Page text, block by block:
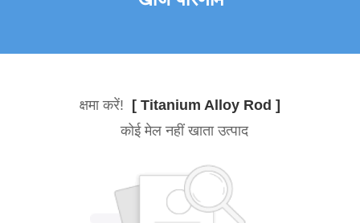
क्षमा करें!
[ Titanium Alloy Rod ]
कोई मेल नहीं खाता उत्पाद